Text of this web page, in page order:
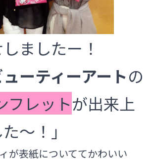
ましたー！
ーティーアートの
フレットが出来上
～！」
が表紙についててかわいい